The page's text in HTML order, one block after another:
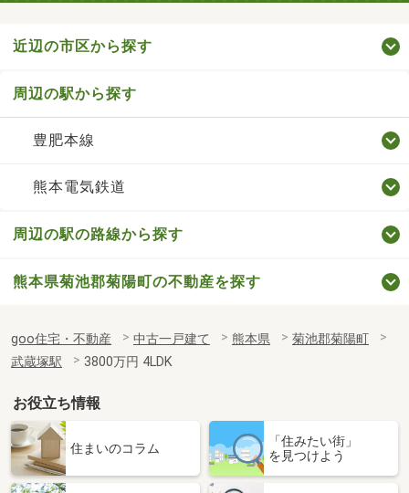
近辺の市区から探す
周辺の駅から探す
豊肥本線
熊本電気鉄道
周辺の駅の路線から探す
熊本県菊池郡菊陽町の不動産を探す
goo住宅・不動産 中古一戸建て 熊本県
菊池郡菊陽町
武蔵塚駅
3800万円 4LDK
お役立ち情報
住まいのコラム
「住みたい街」
を見つけよう